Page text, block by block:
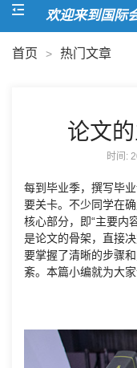
欢迎来到国际会
首页 > 热门文章
论文
时间:
每到毕业季，撰写毕
要关卡。不少同学在
核心部分，即“主要内
是论文的骨架，直接
要掌握了清晰的步骤
紊。本篇小编就为大家